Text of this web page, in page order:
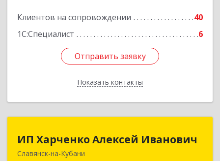
Клиентов на сопровождении
40
1С:Специалист
6
Отправить заявку
Показать контакты
Отправить заявку
Назад
ИП Харченко Алексей Иванович
Славянск-на-Кубани
ИП Харченко Алексей Иванович
353 579, Краснодарский край, ст.Петровская,